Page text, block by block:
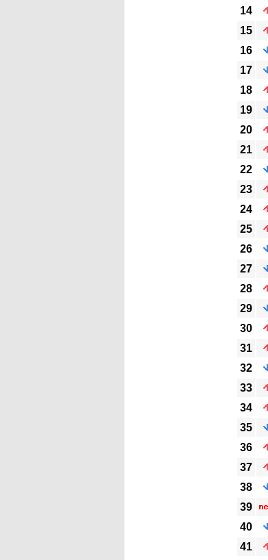
14
15
16
17
18
19
20
21
22
23
24
25
26
27
28
29
30
31
32
33
34
35
36
37
38
39
40
41